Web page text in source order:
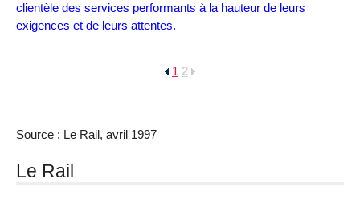
clientèle des services performants à la hauteur de leurs
exigences et de leurs attentes.
1 2
Source : Le Rail, avril 1997
Le Rail